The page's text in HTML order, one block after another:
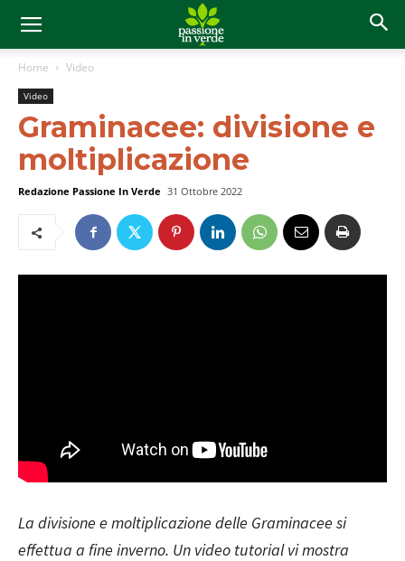
Home Video
Video
Graminacee: divisione e
moltiplicazione
Redazione Passione In Verde 31 Ottobre 2022
La divisione e moltiplicazione delle Graminacee si
effettua a fine inverno. Un video tutorial vi mostra